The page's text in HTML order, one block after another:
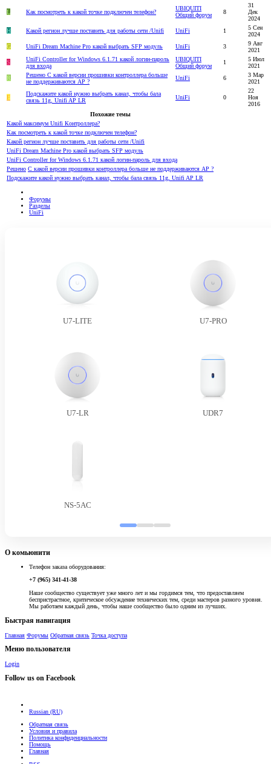
L Как посмотреть к какой точке подключен телефон?
UBIQUITI
Общий форум
8
31
Дек
2024
H
Какой регион лучше поставить для работы сети /Unifi UniFi 1
5 Сен
2024
G
UniFi Dream Machine Pro какой выбрать SFP модуль UniFi 3
9 Авг
2021
S
UniFi Controller for Windows 6.1.71 какой логин-пароль
для входа
UBIQUITI
Общий форум
1
5 Июл
2021
R
Решено С какой версии прошивки контроллера больше
не поддерживаются AP ?
UniFi 6
3 Мар
2021
F
Подскажите какой нужно выбрать канал, чтобы бала
связь 11g, Unifi AP LR
UniFi 0
22
Ноя
2016
Похожие темы
Какой максимум Unifi Контроллера?
Как посмотреть к какой точке подключен телефон?
Какой регион лучше поставить для работы сети /Unifi
UniFi Dream Machine Pro какой выбрать SFP модуль
UniFi Controller for Windows 6.1.71 какой логин-пароль для входа
Решено С какой версии прошивки контроллера больше не поддерживаются AP ?
Подскажите какой нужно выбрать канал, чтобы бала связь 11g, Unifi AP LR
Форумы
Разделы
UniFi
U7-LITE U7-PRO
U7-LR UDR7
NS-5AC
О комьюнити
Телефон заказа оборудования:
+7 (965) 341-41-38
Наше сообщество существует уже много лет и мы гордимся тем, что предоставляем
беспристрастное, критическое обсуждение технических тем, среди мастеров разного уровня.
Мы работаем каждый день, чтобы наше сообщество было одним из лучших.
Быстрая навигация
Главная Форумы Обратная связь Точка доступа
Меню пользователя
Login
Follow us on Facebook
Russian (RU)
Обратная связь
Условия и правила
Политика конфиденциальности
Помощь
Главная